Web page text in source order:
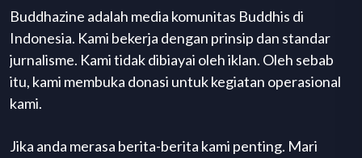
Buddhazine adalah media komunitas Buddhis di
Indonesia. Kami bekerja dengan prinsip dan standar
jurnalisme. Kami tidak dibiayai oleh iklan. Oleh sebab
itu, kami membuka donasi untuk kegiatan operasional
kami.
Jika anda merasa berita-berita kami penting. Mari